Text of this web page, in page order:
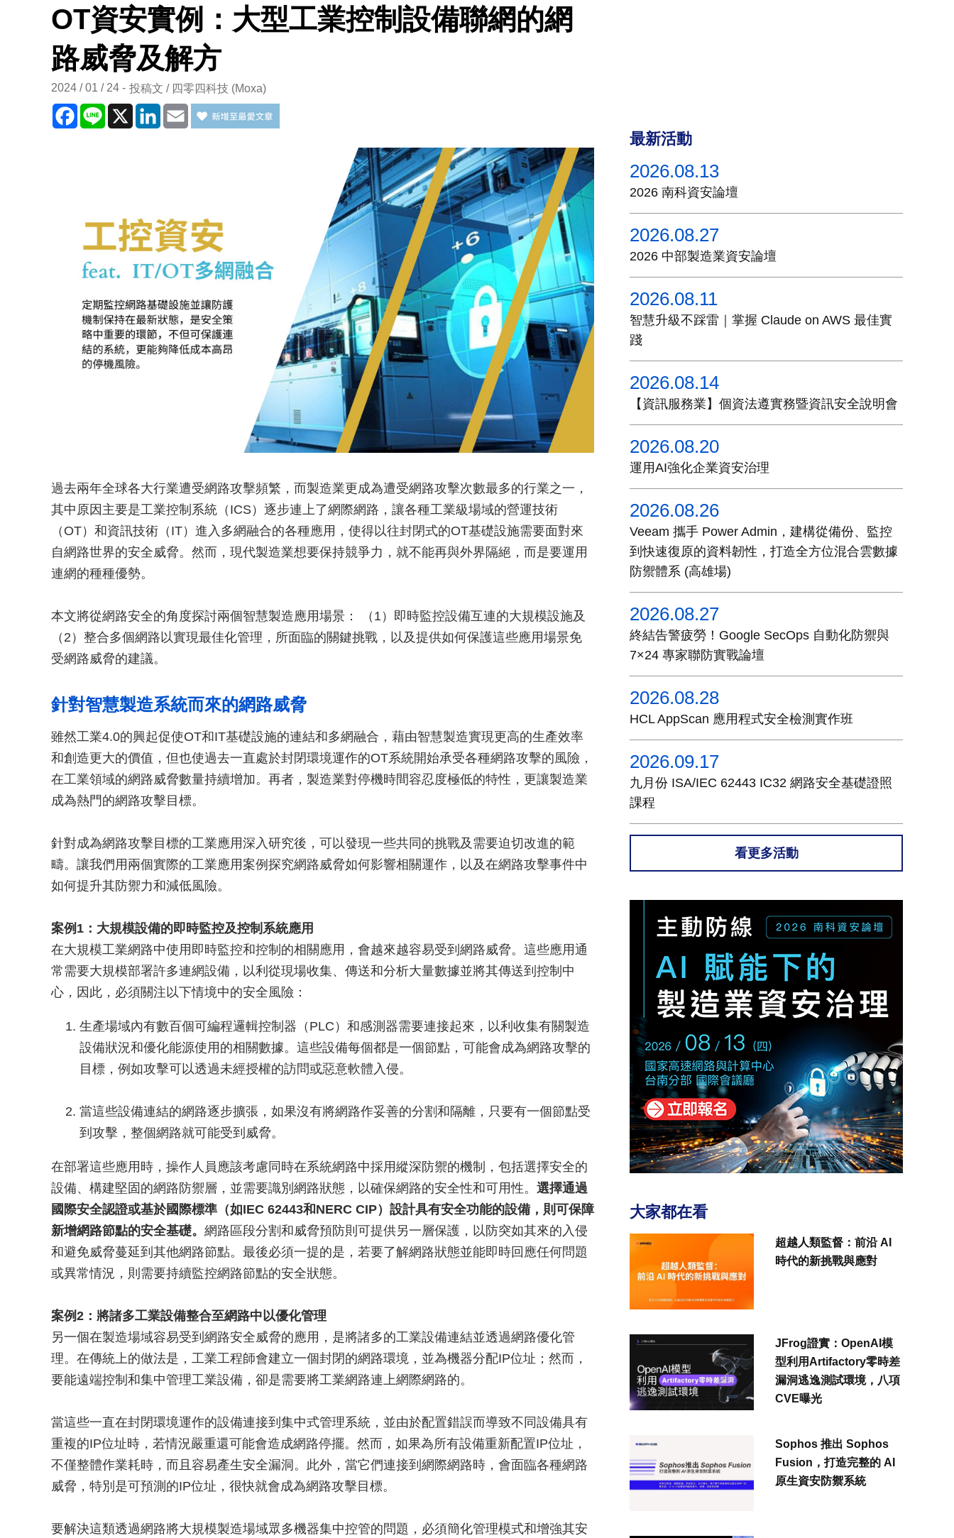
OT資安實例：大型工業控制設備聯網的網
路威脅及解方
2024 / 01 / 24 投稿文 / 四零四科技 (Moxa)
Facebook
Line X LinkedInEmail
過去兩年全球各大行業遭受網路攻擊頻繁，而製造業更成為遭受網路攻擊次數最多的行業之一，
其中原因主要是工業控制系統（ICS）逐步連上了網際網路，讓各種工業級場域的營運技術
（OT）和資訊技術（IT）進入多網融合的各種應用，使得以往封閉式的OT基礎設施需要面對來
自網路世界的安全威脅。然而，現代製造業想要保持競爭力，就不能再與外界隔絕，而是要運用
連網的種種優勢。
本文將從網路安全的角度探討兩個智慧製造應用場景： （1）即時監控設備互連的大規模設施及
（2）整合多個網路以實現最佳化管理，所面臨的關鍵挑戰，以及提供如何保護這些應用場景免
受網路威脅的建議。
針對智慧製造系統而來的網路威脅
雖然工業4.0的興起促使OT和IT基礎設施的連結和多網融合，藉由智慧製造實現更高的生產效率
和創造更大的價值，但也使過去一直處於封閉環境運作的OT系統開始承受各種網路攻擊的風險，
在工業領域的網路威脅數量持續增加。再者，製造業對停機時間容忍度極低的特性，更讓製造業
成為熱門的網路攻擊目標。
針對成為網路攻擊目標的工業應用深入研究後，可以發現一些共同的挑戰及需要迫切改進的範
疇。讓我們用兩個實際的工業應用案例探究網路威脅如何影響相關運作，以及在網路攻擊事件中
如何提升其防禦力和減低風險。
案例1：大規模設備的即時監控及控制系統應用
在大規模工業網路中使用即時監控和控制的相關應用，會越來越容易受到網路威脅。這些應用通
常需要大規模部署許多連網設備，以利從現場收集、傳送和分析大量數據並將其傳送到控制中
心，因此，必須關注以下情境中的安全風險：
生產場域內有數百個可編程邏輯控制器（PLC）和感測器需要連接起來，以利收集有關製造
設備狀況和優化能源使用的相關數據。這些設備每個都是一個節點，可能會成為網路攻擊的
目標，例如攻擊可以透過未經授權的訪問或惡意軟體入侵。
當這些設備連結的網路逐步擴張，如果沒有將網路作妥善的分割和隔離，只要有一個節點受
到攻擊，整個網路就可能受到威脅。
在部署這些應用時，操作人員應該考慮同時在系統網路中採用縱深防禦的機制，包括選擇安全的
設備、構建堅固的網路防禦層，並需要識別網路狀態，以確保網路的安全性和可用性。 選擇通過
國際安全認證或基於國際標準（如IEC 62443和NERC CIP）設計具有安全功能的設備，則可保障
新增網路節點的安全基礎。 網路區段分割和威脅預防則可提供另一層保護，以防突如其來的入侵
和避免威脅蔓延到其他網路節點。最後必須一提的是，若要了解網路狀態並能即時回應任何問題
或異常情況，則需要持續監控網路節點的安全狀態。
案例2：將諸多工業設備整合至網路中以優化管理
另一個在製造場域容易受到網路安全威脅的應用，是將諸多的工業設備連結並透過網路優化管
理。在傳統上的做法是，工業工程師會建立一個封閉的網路環境，並為機器分配IP位址；然而，
要能遠端控制和集中管理工業設備，卻是需要將工業網路連上網際網路的。
當這些一直在封閉環境運作的設備連接到集中式管理系統，並由於配置錯誤而導致不同設備具有
重複的IP位址時，若情況嚴重還可能會造成網路停擺。然而，如果為所有設備重新配置IP位址，
不僅整體作業耗時，而且容易產生安全漏洞。此外，當它們連接到網際網路時，會面臨各種網路
威脅，特別是可預測的IP位址，很快就會成為網路攻擊目標。
要解決這類透過網路將大規模製造場域眾多機器集中控管的問題，必須簡化管理模式和增強其安
最新活動
2026.08.13
2026 南科資安論壇
2026.08.27
2026 中部製造業資安論壇
2026.08.11
智慧升級不踩雷｜掌握 Claude on AWS 最佳實
踐
2026.08.14
【資訊服務業】個資法遵實務暨資訊安全說明會
2026.08.20
運用AI強化企業資安治理
2026.08.26
Veeam 攜手 Power Admin，建構從備份、監控
到快速復原的資料韌性，打造全方位混合雲數據
防禦體系 (高雄場)
2026.08.27
終結告警疲勞！Google SecOps 自動化防禦與
7×24 專家聯防實戰論壇
2026.08.28
HCL AppScan 應用程式安全檢測實作班
2026.09.17
九月份 ISA/IEC 62443 IC32 網路安全基礎證照
課程
看更多活動
大家都在看
超越人類監督：前沿 AI
時代的新挑戰與應對
JFrog證實：OpenAI模
型利用Artifactory零時差
漏洞逃逸測試環境，八項
CVE曝光
Sophos 推出 Sophos
Fusion，打造完整的 AI
原生資安防禦系統